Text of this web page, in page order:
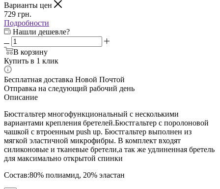
Варианты цен
729 грн.
Подробности
Нашли дешевле?
В корзину
Купить в 1 клик
Бесплатная доставка Новой Почтой
Отправка на следующий рабочий день
Описание
Бюстгальтер многофункциональный с несколькими
вариантами крепления бретелей.Бюстгальтер с поролоновой
чашкой с втроенным push up. Бюстгальтер выполнен из
мягкой эластичной микрофибры. В комплект входят
силиконовые и тканевые бретели,а так же удлиненная бретель
для максимально открытой спинки
Состав:80% полиамид, 20% эластан